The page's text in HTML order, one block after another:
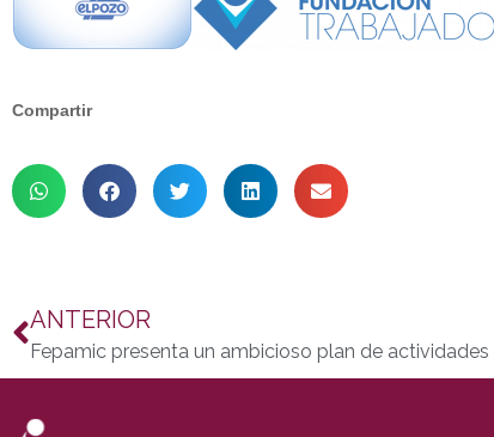
Compartir
ANTERIOR
Fepamic presenta un ambicioso plan de actividades